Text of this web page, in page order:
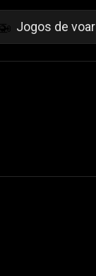
🚁 Jogos de voar